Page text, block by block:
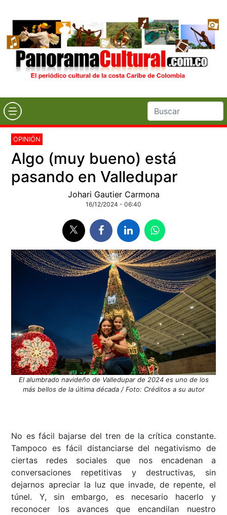
OPINIÓN
Algo (muy bueno) está
pasando en Valledupar
Johari Gautier Carmona
16/12/2024 - 06:40
El alumbrado navideño de Valledupar de 2024 es uno de los
más bellos de la última década / Foto: Créditos a su autor
No es fácil bajarse del tren de la crítica constante.
Tampoco es fácil distanciarse del negativismo de
ciertas redes sociales que nos encadenan a
conversaciones repetitivas y destructivas, sin
dejarnos apreciar la luz que invade, de repente, el
túnel. Y, sin embargo, es necesario hacerlo y
reconocer los avances que encandilan nuestro